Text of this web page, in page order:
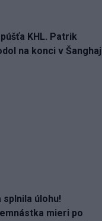
KHL. Patrik
na konci v
splnila úlohu!
mieri po